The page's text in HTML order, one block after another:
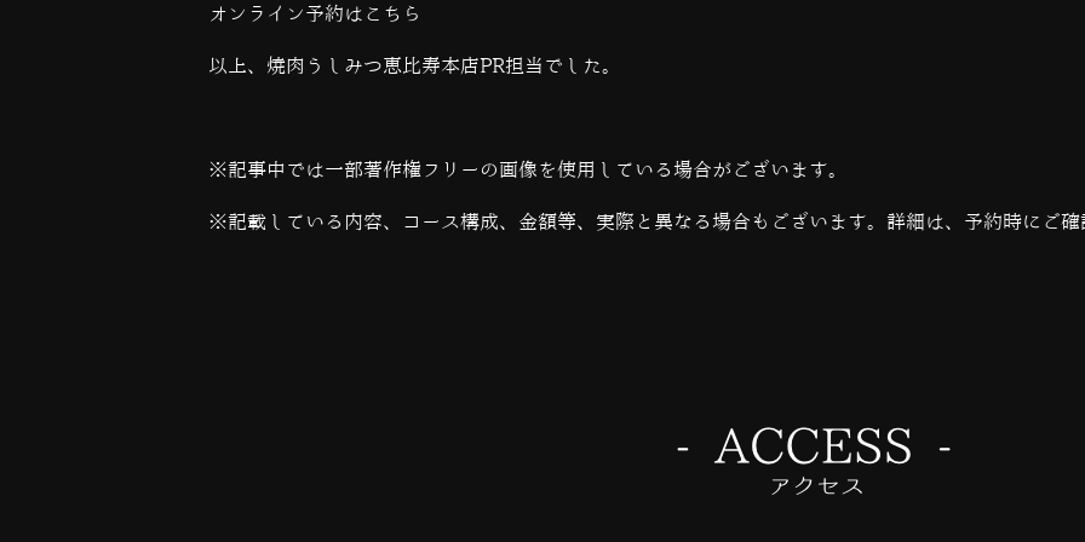
オンライン予約は こちら
以上、焼肉うしみつ恵比寿本店PR担当でした。
※記事中では一部著作権フリーの画像を使用している場合がございます。
※記載している内容、コース構成、金額等、実際と異なる場合もございます。詳細は、予約時にご確